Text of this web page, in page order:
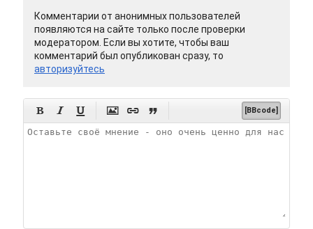
Комментарии от анонимных пользователей
появляются на сайте только после проверки
модератором. Если вы хотите, чтобы ваш
комментарий был опубликован сразу, то
авторизуйтесь
      [BBcode]